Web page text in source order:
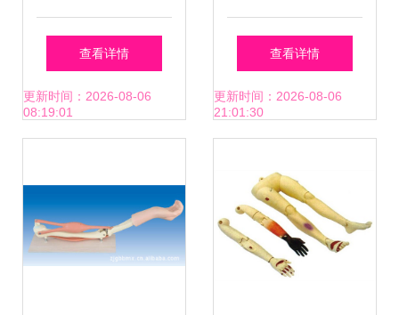
指南 如何甄选可靠
的厂家货源与供应
查看详情
更新时间：2026-08-06
08:19:01
药材生产全程可追
溯，助力医药教学
查看详情
更新时间：2026-08-06
21:01:30